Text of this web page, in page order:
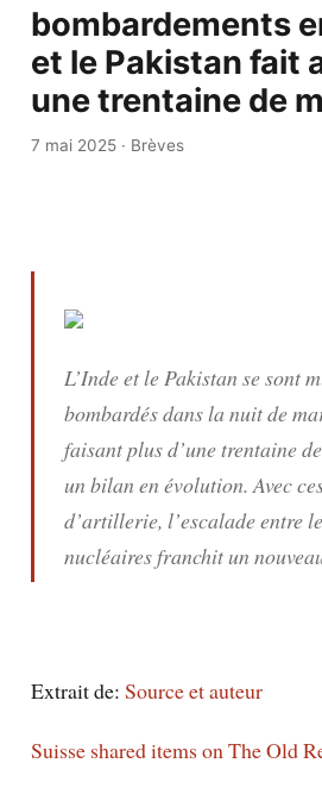
bombardements
et le Pakistan fait
une trentaine de
7 mai 2025· Brèves
L’Inde et le Pakistan se sont
bombardés dans la nuit de
faisant plus d’une trentaine
un bilan en évolution. Avec
d’artillerie, l’escalade entre
nucléaires franchit un
Extrait de: Source et auteur
Suisse shared items on The Old